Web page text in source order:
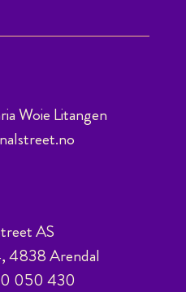
Woie Litangen
AS
4838 Arendal
050 430